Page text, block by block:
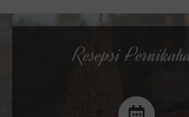
Resepsi